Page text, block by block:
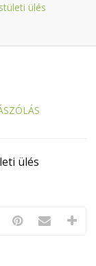
ülés
ülés